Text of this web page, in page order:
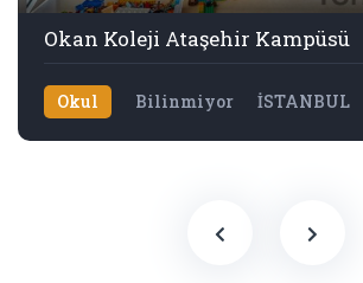
Okan Koleji Ataşehir Kampüsü
Okul Bilinmiyor İSTANBUL